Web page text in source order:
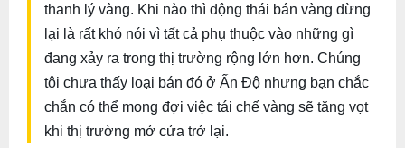
thanh lý vàng. Khi nào thì động thái bán vàng dừng
lại là rất khó nói vì tất cả phụ thuộc vào những gì
đang xảy ra trong thị trường rộng lớn hơn. Chúng
tôi chưa thấy loại bán đó ở Ấn Độ nhưng bạn chắc
chắn có thể mong đợi việc tái chế vàng sẽ tăng vọt
khi thị trường mở cửa trở lại.